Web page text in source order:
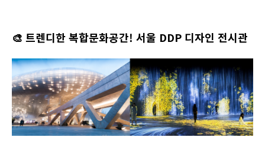
🎨 트렌디한 복합문화공간! 서울 DDP 디자인 전시관